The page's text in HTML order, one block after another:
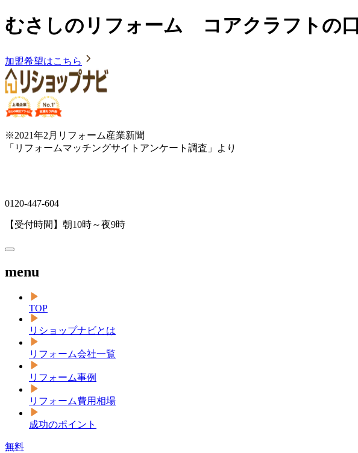
むさしのリフォーム コアクラフトの
加盟希望はこちら
※2021年2月リフォーム産業新聞
「リフォームマッチングサイトアンケート調査」より
0120-447-604
【受付時間】朝10時～夜9時
menu
TOP
リショップナビとは
リフォーム会社一覧
リフォーム事例
リフォーム費用相場
成功のポイント
無料